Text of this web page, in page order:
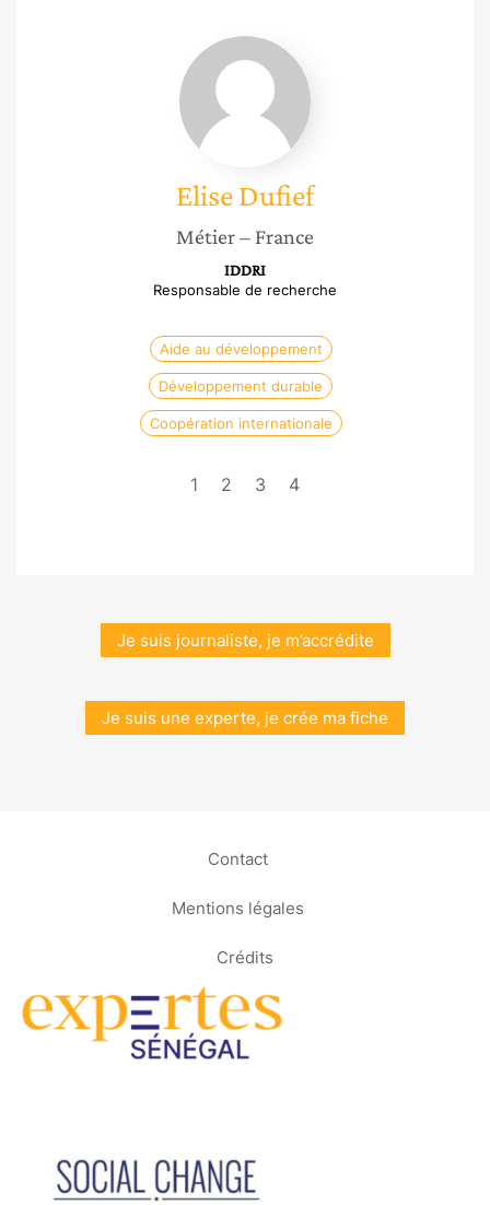
Elise
Dufief
EliseDufief
Métier– France
IDDRI
Responsable de recherche
Aide au développement
Développement durable
Coopération internationale
1 2 3 4
Je suis journaliste, je m’accrédite
Je suis une experte, je crée ma fiche
Contact
Mentions légales
Crédits